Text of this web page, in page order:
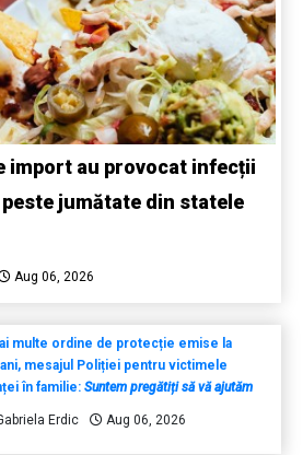
import au provocat infecții
jumătate din statele
Aug 06, 2026
multe ordine de protecție emise la
mesajul Poliției pentru victimele
în familie:Suntem pregătiți să vă ajutăm
Erdic Aug 06, 2026